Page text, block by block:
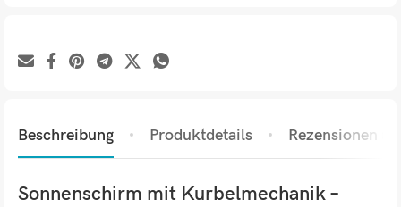
Beschreibung Produktdetails Rezensionen (0)
Sonnenschirm mit Kurbelmechanik –